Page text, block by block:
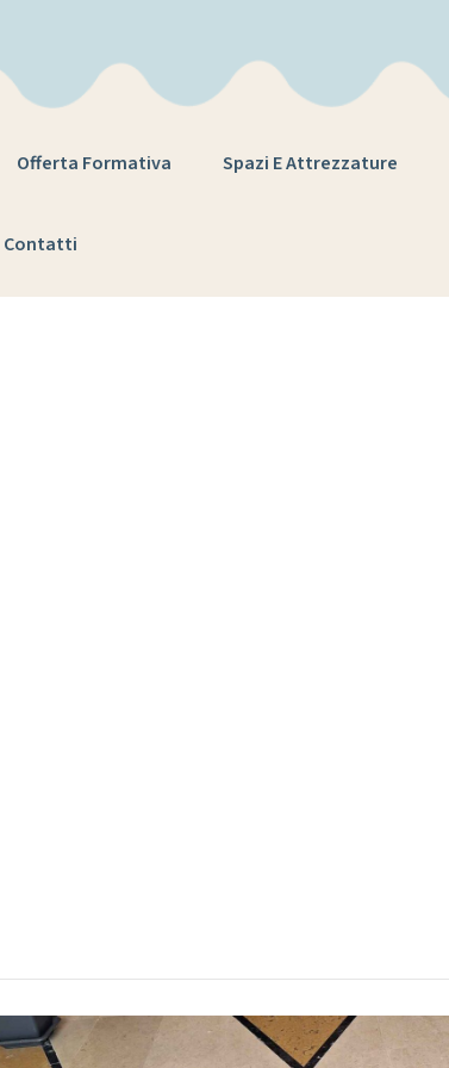
Offerta Formativa Spazi E Attrezzature
Contatti